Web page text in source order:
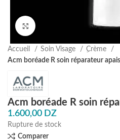
Accueil Soin Visage
ِCrème
Acm boréade R soin réparateur
Acm boréade R soin
1.600,00 DZ
Rupture de stock
Comparer